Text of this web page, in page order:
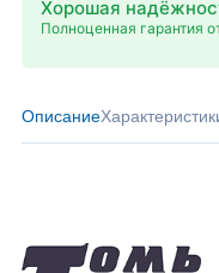
Хорошая
Полноценная гарантия
Описание